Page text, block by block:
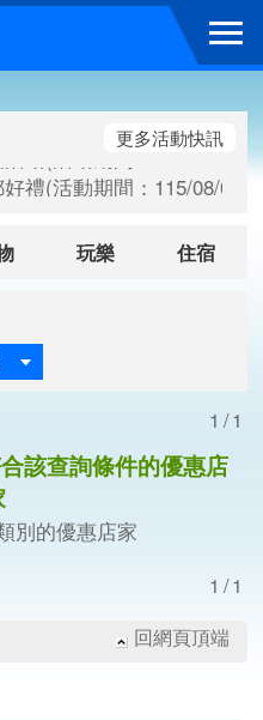
動(活動期間：115/08/10-
巨城年中慶夏日BIG好刷(
動(活動期間：115/08/10-
禮(活動期間：115/08/07-
更多活動快訊
玩樂 住宿
1/1
該查詢條件的優惠店
別的優惠店家
1/1
回網頁頂端